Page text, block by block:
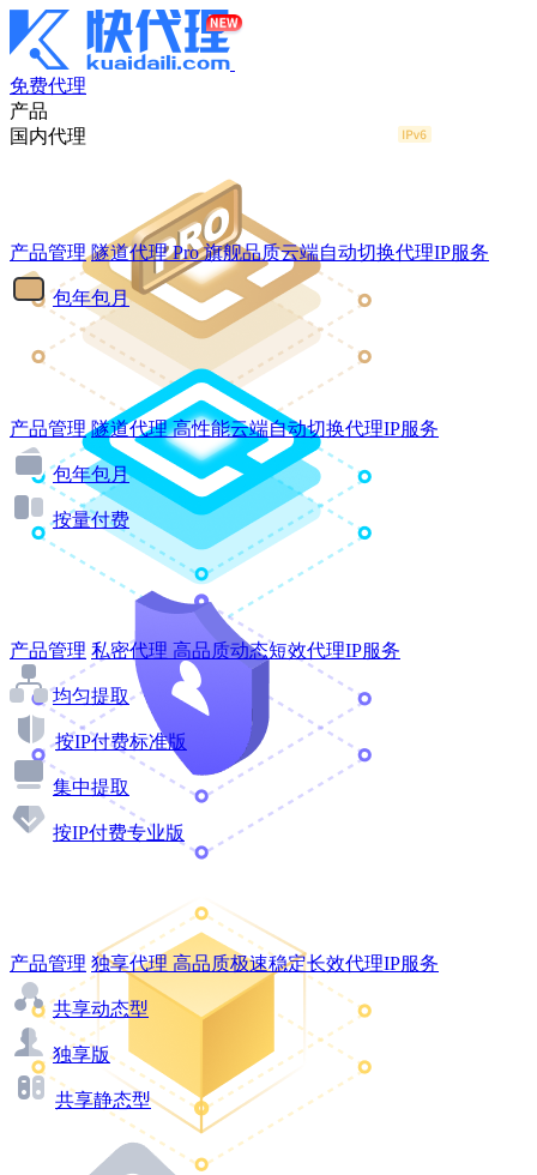
免费代理
产品
国内代理
产品管理 隧道代理Pro 旗舰品质云端自动切换代理IP服务
包年包月
产品管理 隧道代理 高性能云端自动切换代理IP服务
包年包月
按量付费
产品管理 私密代理 高品质动态短效代理IP服务
均匀提取
按IP付费标准版
集中提取
按IP付费专业版
产品管理 独享代理 高品质极速稳定长效代理IP服务
共享动态型
独享版
共享静态型